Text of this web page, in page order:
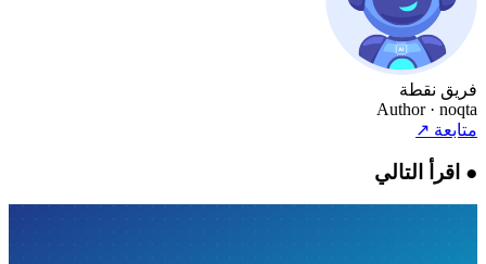
فريق نقطة
Author · noqta
متابعة↗
●اقرأ التالي